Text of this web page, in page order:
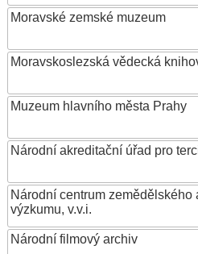
Moravské zemské muzeum
Moravskoslezská vědecká
Muzeum hlavního města Prahy
Národní akreditační úřad pro
Národní centrum zemědělského
výzkumu, v.v.i.
Národní filmový archiv